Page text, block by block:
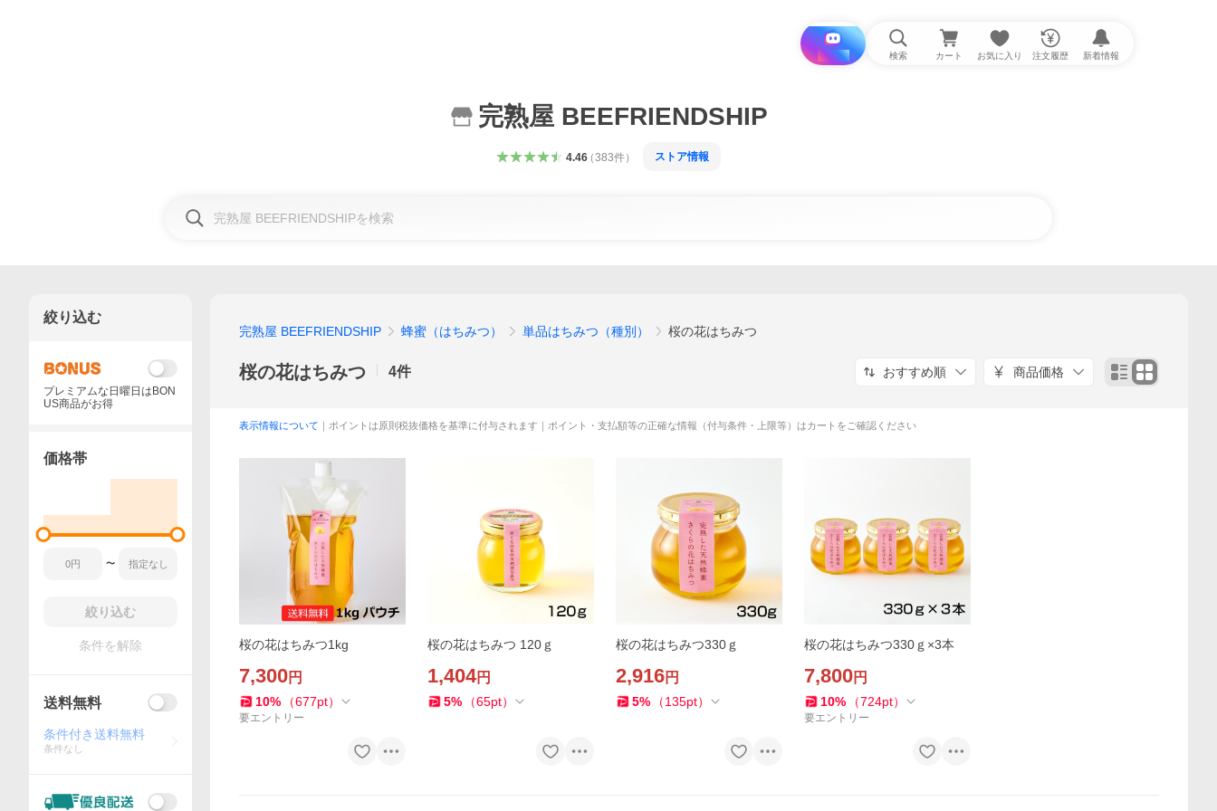
i と探す 検索 カート お気に入り 注文履歴 新着情報
完熟屋 BEEFRIENDSHIP
4.46（383件） ストア情報
完熟屋 BEEFRIENDSHIP 蜂蜜（はちみつ） 単品はちみつ（種別） 桜の花はちみつ
桜の花はちみつ 4件 おすすめ順 商品価格
表示情報について ｜ポイントは原則税抜価格を基準に付与されます｜ポイント・支払額等の正確な情報（付与条件・上限等）はカートをご確認ください
桜の花はちみつ1kg
7,300円
10% （677pt）
要エントリー
桜の花はちみつ 120ｇ
1,404円
5% （65pt）
桜の花はちみつ330ｇ
2,916円
5% （135pt）
桜の花はちみつ330ｇ×3本
7,800円
10% （724pt）
要エントリー
絞り込む
プレミアムな日曜日はBON
US商品がお得
価格帯
〜
絞り込む
条件を解除
送料無料
条件付き送料無料
条件なし